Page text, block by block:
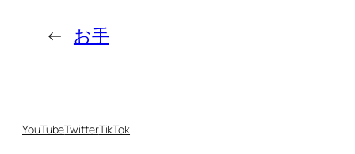
← お手
YouTubeTwitterTikTok